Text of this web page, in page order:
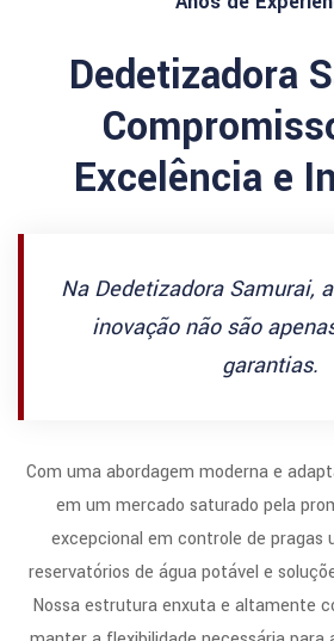
Dedetizadora
Excelência e
Na Dedetizadora Samurai,
inovação não são
garantias.
Com uma abordagem moderna e
em um mercado saturado pela
excepcional em controle de pragas
reservatórios de água potável e
Nossa estrutura enxuta e altamente